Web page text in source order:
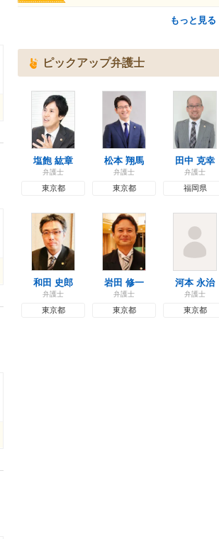
もっと見る
ピックアップ弁護士
塩飽 紘章
弁護士
東京都
松本 翔馬
弁護士
東京都
田中 克幸
弁護士
福岡県
和田 史郎
弁護士
東京都
岩田 修一
弁護士
東京都
河本 永治
弁護士
東京都